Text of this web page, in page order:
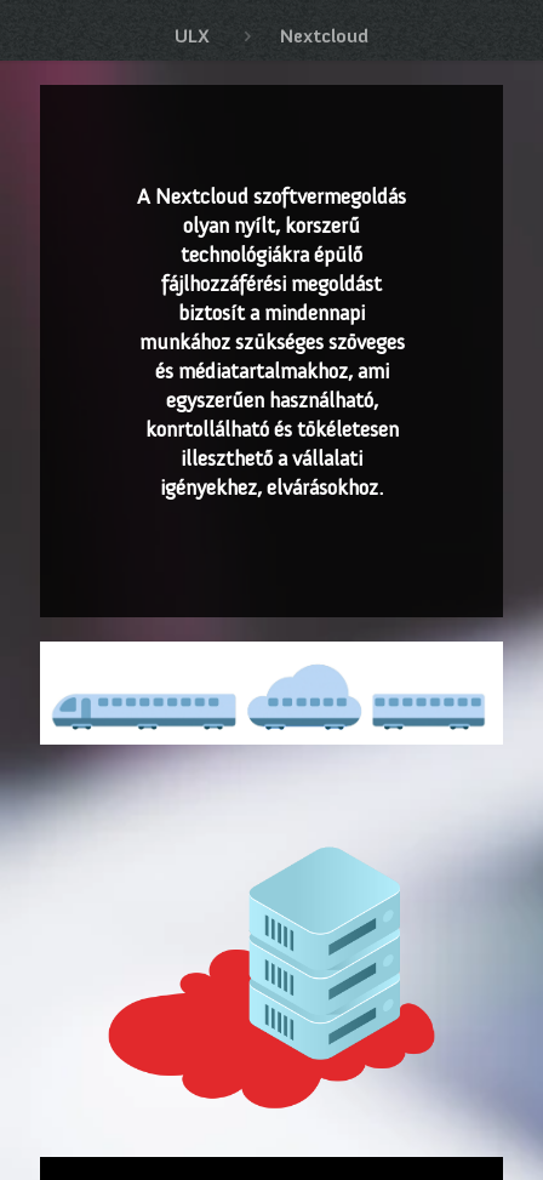
ULX Nextcloud
A Nextcloud szoftvermegoldás
olyan nyílt, korszerű
technológiákra épülő
fájlhozzáférési megoldást
biztosít a mindennapi
munkához szükséges szöveges
és médiatartalmakhoz, ami
egyszerűen használható,
konrtollálható és tökéletesen
illeszthető a vállalati
igényekhez, elvárásokhoz.